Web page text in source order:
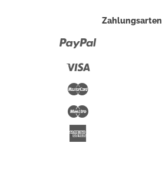
Zahlungsarten
Maestro